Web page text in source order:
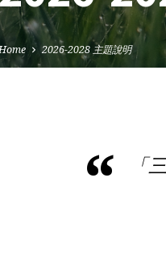
2026-2028 主題說明
「